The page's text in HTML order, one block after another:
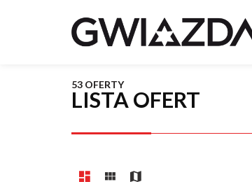
LISTA OFERT
53 OFERTY